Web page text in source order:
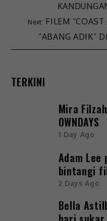
FILEM “COAST
“ABANG ADIK”
TERKINI
Mira
OWNDAYS
1 Day Ago
Adam
bintangi
2 Days Ago
Bella